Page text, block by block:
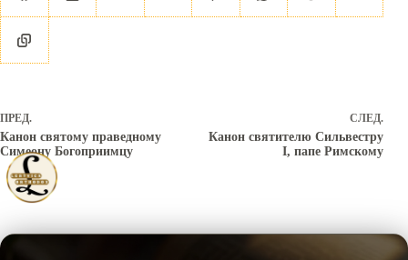
ПРЕД.
Канон святому праведному
Симеону Богоприимцу
СЛЕД.
Канон святителю Сильвестру
I, папе Римскому